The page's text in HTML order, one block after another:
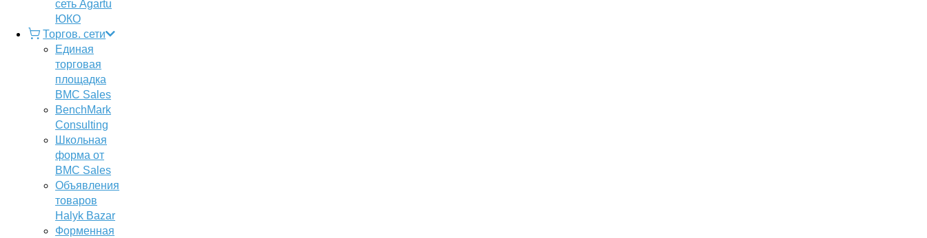
сеть Agartu
ЮКО
Торгов. сети
Единая
торговая
площадка
BMC Sales
BenchMark
Consulting
Школьная
форма от
BMC Sales
Объявления
товаров
Halyk Bazar
Форменная